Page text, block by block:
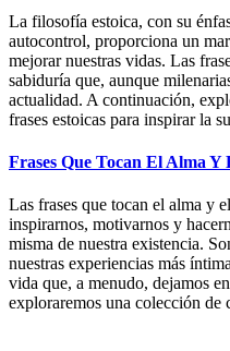
La filosofía estoica, con su
autocontrol, proporciona un
mejorar nuestras vidas. Las
sabiduría que, aunque
actualidad. A continuación,
frases estoicas para inspirar la
Frases Que Tocan El Alma Y
Las frases que tocan el alma y
inspirarnos, motivarnos y
misma de nuestra existencia.
nuestras experiencias más
vida que, a menudo, dejamos
exploraremos una colección